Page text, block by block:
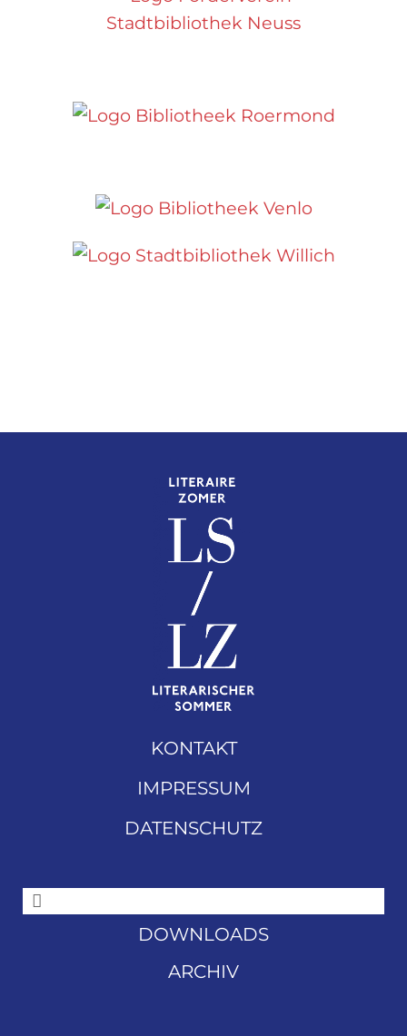
KONTAKT
IMPRESSUM
DATENSCHUTZ
DOWNLOADS
ARCHIV